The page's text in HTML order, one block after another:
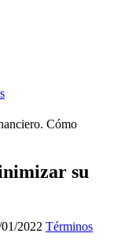
Cómo
su
2022 Términos